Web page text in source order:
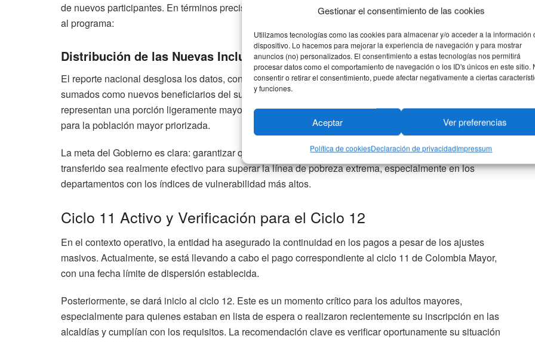
Gestionar el consentimiento de las cookies
Utilizamos tecnologías como las cookies para almacenar y/o acceder a la información
dispositivo. Lo hacemos para mejorar la experiencia de navegación y para mostrar
anuncios (no) personalizados. El consentimiento a estas tecnologías nos permitirá
procesar datos como el comportamiento de navegación o los ID's únicos en este sitio.
consentir o retirar el consentimiento, puede afectar negativamente a ciertas
y funciones.
Aceptar Ver preferencias
Política de cookiesDeclaración de privacidadImpressum
de nuevos participantes. En términos precisos, la entidad confirma más de 500 mil nuevos incorporados
al programa:
Distribución de las Nuevas Inclusiones
El reporte nacional desglosa los datos, confirmando que 227.523 adultas y 292.492 adultos han sido
sumados como nuevos beneficiarios del subsidio ajustado. Esta distribución, donde los hombres
representan una porción ligeramente mayor, amplía significativamente el alcance de la entrega mensual
para la población mayor priorizada.
La meta del Gobierno es clara: garantizar que el subsidio no solo llegue a más personas, sino que el valor
transferido sea realmente efectivo para superar la línea de pobreza extrema, especialmente en los
departamentos con los índices de vulnerabilidad más altos.
Ciclo 11 Activo y Verificación para el Ciclo 12
En el contexto operativo, la entidad ha asegurado la continuidad en los pagos a pesar de los ajustes
masivos. Actualmente, se está llevando a cabo el pago correspondiente al ciclo 11 de Colombia Mayor,
con una fecha límite de dispersión establecida.
Posteriormente, se dará inicio al ciclo 12. Este es un momento crítico para los adultos mayores,
especialmente para quienes estaban en lista de espera o realizaron recientemente su inscripción en las
alcaldías y cumplían con los requisitos. La recomendación clave es verificar oportunamente su situación